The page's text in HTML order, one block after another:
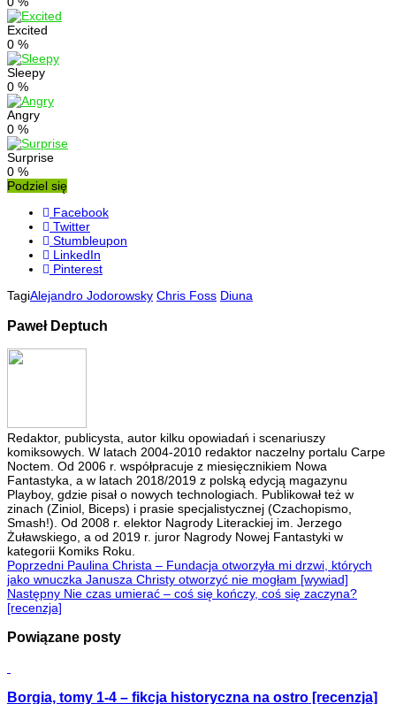
Excited
0 %
Sleepy
0 %
Angry
0 %
Surprise
0 %
Podziel się
Facebook
Twitter
Stumbleupon
LinkedIn
Pinterest
TagiAlejandro Jodorowsky Chris Foss Diuna
Paweł Deptuch
Redaktor, publicysta, autor kilku opowiadań i scenariuszy
komiksowych. W latach 2004-2010 redaktor naczelny portalu Carpe
Noctem. Od 2006 r. współpracuje z miesięcznikiem Nowa
Fantastyka, a w latach 2018/2019 z polską edycją magazynu
Playboy, gdzie pisał o nowych technologiach. Publikował też w
zinach (Ziniol, Biceps) i prasie specjalistycznej (Czachopismo,
Smash!). Od 2008 r. elektor Nagrody Literackiej im. Jerzego
Żuławskiego, a od 2019 r. juror Nagrody Nowej Fantastyki w
kategorii Komiks Roku.
Poprzedni Paulina Christa – Fundacja otworzyła mi drzwi, których
jako wnuczka Janusza Christy otworzyć nie mogłam [wywiad]
Następny Nie czas umierać – coś się kończy, coś się zaczyna?
[recenzja]
Powiązane posty
Borgia, tomy 1-4 – fikcja historyczna na ostro [recenzja]